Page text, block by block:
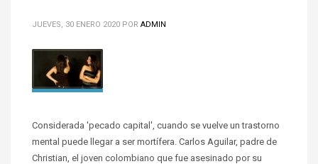
JUEVES, 30 ENERO 2020 POR ADMIN
Considerada 'pecado capital', cuando se vuelve un trastorno
mental puede llegar a ser mortífera. Carlos Aguilar, padre de
Christian, el joven colombiano que fue asesinado por su